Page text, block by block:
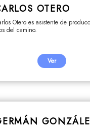
OTERO
Otero es asistente de
del camino.
Ver